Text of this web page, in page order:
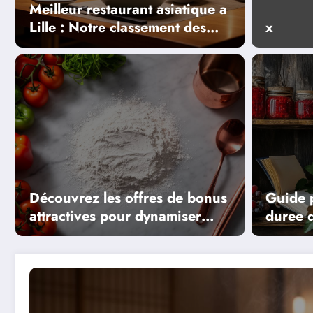
Meilleur restaurant asiatique a
Lille : Notre classement des
adresses plébiscitées sur
Instagram pour leur qualité
Découvrez les offres de bonus
attractives pour dynamiser
votre expérience de jeu en
ligne
x
Guide
duree
Découvrez une
de porc épicée